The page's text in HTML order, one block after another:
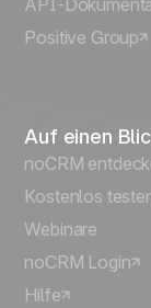
Italiano
API-
Positive Group
Auf einen
noCRM
Kostenlos
Webinare
noCRM Login
Hilfe